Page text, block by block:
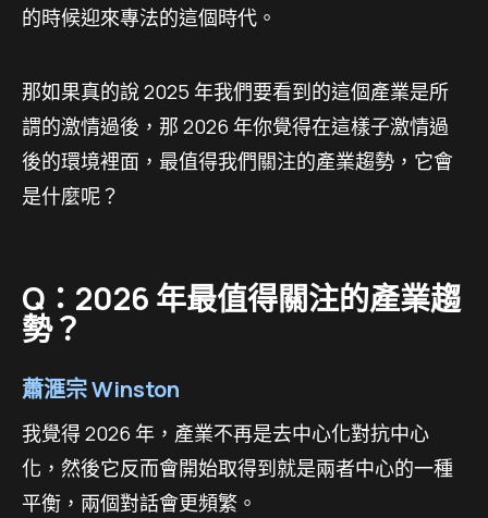
的時候迎來專法的這個時代。
那如果真的說 2025 年我們要看到的這個產業是所
謂的激情過後，那 2026 年你覺得在這樣子激情過
後的環境裡面，最值得我們關注的產業趨勢，它會
是什麼呢？
Q：2026 年最值得關注的產業趨
勢？
蕭滙宗 Winston
我覺得 2026 年，產業不再是去中心化對抗中心
化，然後它反而會開始取得到就是兩者中心的一種
平衡，兩個對話會更頻繁。